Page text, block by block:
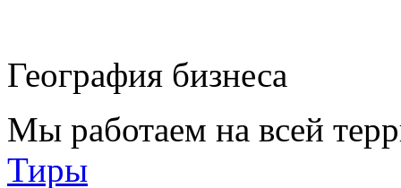
География бизнеса
Мы работаем на всей
Тиры